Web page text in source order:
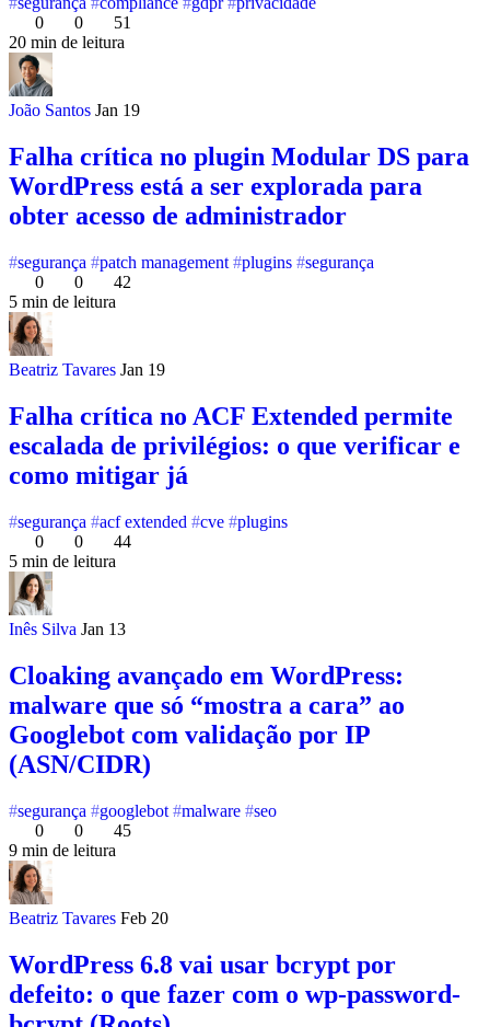
0
0
51
20 min de leitura
João Santos Jan 19
Falha crítica no plugin Modular DS para
WordPress está a ser explorada para
obter acesso de administrador
segurança patch management plugins
segurança
0
0
42
5 min de leitura
Beatriz Tavares Jan 19
Falha crítica no ACF Extended permite
escalada de privilégios: o que verificar e
como mitigar já
segurança acf extended cve
plugins
0
0
44
5 min de leitura
Inês Silva Jan 13
Cloaking avançado em WordPress:
malware que só “mostra a cara” ao
Googlebot com validação por IP
(ASN/CIDR)
segurança googlebot malware
seo
0
0
45
9 min de leitura
Beatriz Tavares Feb 20
WordPress 6.8 vai usar bcrypt por
defeito: o que fazer com o wp-password-